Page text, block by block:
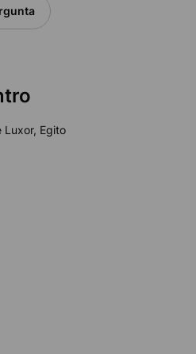
Luxor, Egito